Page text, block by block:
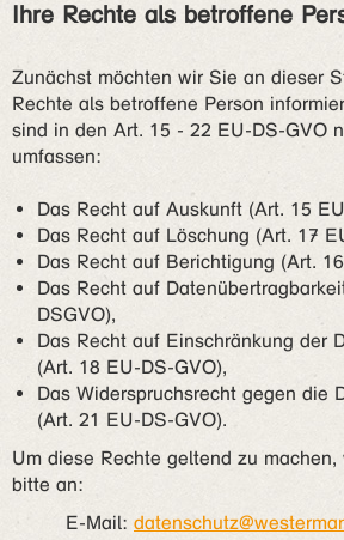
Ihre Rechte als betroffene
Zunächst möchten wir Sie an dieser
Rechte als betroffene Person
sind in den Art. 15 - 22 EU-DS-GVO
umfassen:
Das Recht auf Auskunft (Art. 15
Das Recht auf Löschung (Art. 17
Das Recht auf Berichtigung (Art.
Das Recht auf
DSGVO),
Das Recht auf Einschränkung der
(Art. 18 EU-DS-GVO),
Das Widerspruchsrecht gegen die
(Art. 21 EU-DS-GVO).
Um diese Rechte geltend zu
bitte an:
E-Mail: